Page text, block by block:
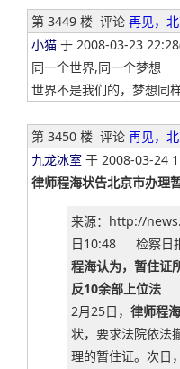
第 3449 楼 评论 再见，
小猫 于 2008-03-23
同一个世界,同一个梦想
世界不是我们的，梦想同
第 3450 楼 评论 再见，
九龙冰室 于 2008-03-24
律师程海状告北京市办理
来源：http://
日10:48 检察日
程海认为，暂住证
反10余部上位法
2月25日， 律师程海
状，要求法院依法
理的暂住证。次日